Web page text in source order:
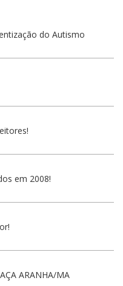
do Autismo
em 2008!
ARANHA/MA